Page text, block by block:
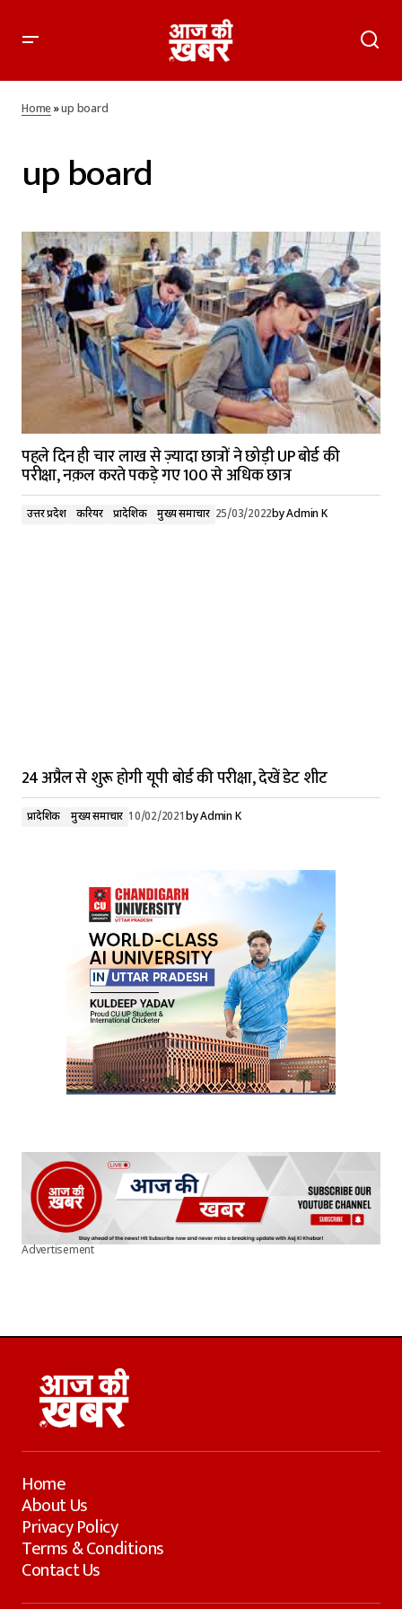
Home»up board
up board
पहले दिन ही चार लाख से ज़्यादा छात्रों ने छोड़ी UP बोर्ड की
परीक्षा, नक़ल करते पकड़े गए 100 से अधिक छात्र
उत्तर प्रदेश करियर प्रादेशिक मुख्य समाचार 25/03/2022byAdmin K
24 अप्रैल से शुरू होगी यूपी बोर्ड की परीक्षा, देखें डेट शीट
प्रादेशिक मुख्य समाचार 10/02/2021byAdmin K
Advertisement
Home
About Us
Privacy Policy
Terms & Conditions
Contact Us